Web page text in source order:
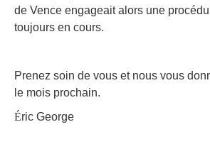
de Vence engageait alors une
toujours en cours.
Prenez soin de vous et nous vous
le mois prochain.
Éric George